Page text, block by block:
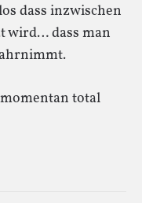
dass inzwischen
wird… dass man
total